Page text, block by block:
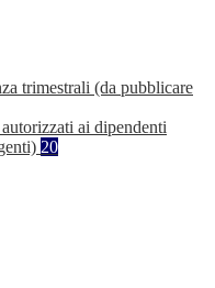
trimestrali (da pubblicare
ai dipendenti
20